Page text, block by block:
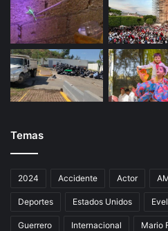
Temas
2024 Accidente Actor
Deportes Estados Unidos
Guerrero Internacional Mario